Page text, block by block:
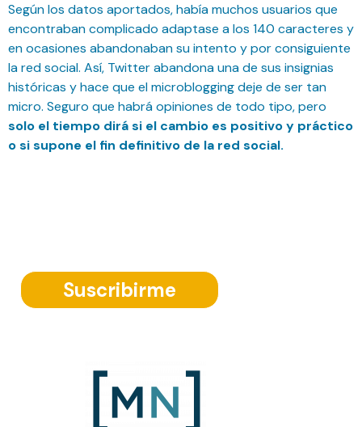
Según los datos aportados, había muchos usuarios que
encontraban complicado adaptase a los 140 caracteres y
en ocasiones abandonaban su intento y por consiguiente
la red social. Así, Twitter abandona una de sus insignias
históricas y hace que el microblogging deje de ser tan
micro. Seguro que habrá opiniones de todo tipo, pero
solo el tiempo dirá si el cambio es positivo y práctico
o si supone el fin definitivo de la red social.
Suscribirme